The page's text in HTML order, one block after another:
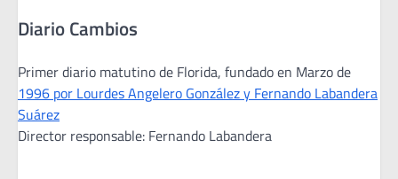
Diario Cambios
Primer diario matutino de Florida, fundado en Marzo de
1996 por Lourdes Angelero González y Fernando Labandera
Suárez
Director responsable: Fernando Labandera